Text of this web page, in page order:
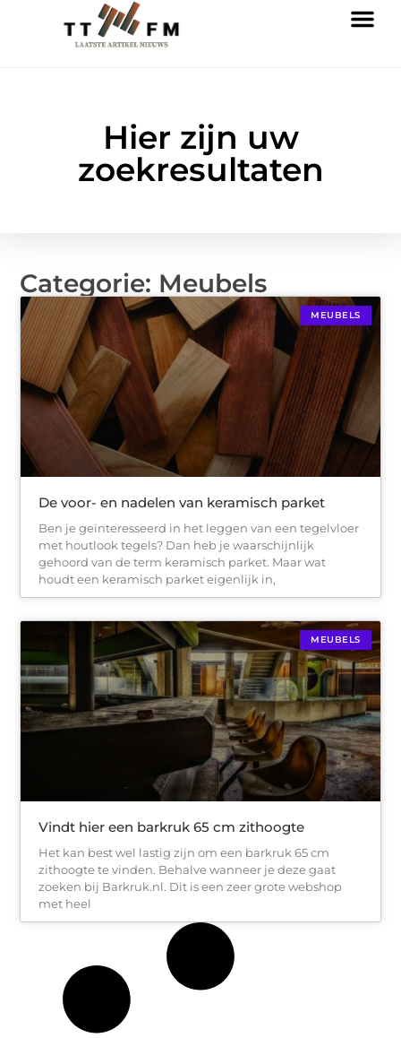
Hier zijn uw
zoekresultaten
Categorie: Meubels
MEUBELS
De voor- en nadelen van keramisch parket
Ben je geïnteresseerd in het leggen van een tegelvloer
met houtlook tegels? Dan heb je waarschijnlijk
gehoord van de term keramisch parket. Maar wat
houdt een keramisch parket eigenlijk in,
MEUBELS
Vindt hier een barkruk 65 cm zithoogte
Het kan best wel lastig zijn om een barkruk 65 cm
zithoogte te vinden. Behalve wanneer je deze gaat
zoeken bij Barkruk.nl. Dit is een zeer grote webshop
met heel